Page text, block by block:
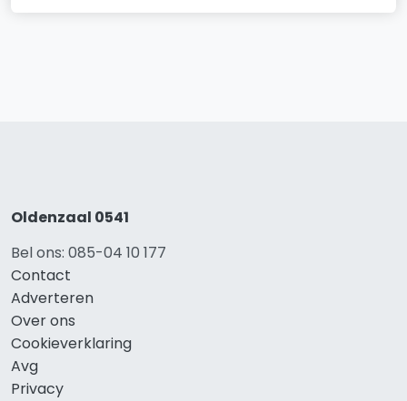
Oldenzaal 0541
Bel ons: 085-04 10 177
Contact
Adverteren
Over ons
Cookieverklaring
Avg
Privacy